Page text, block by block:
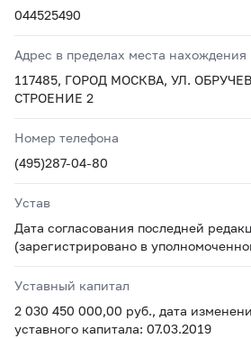
044525490
Адрес в пределах места нахождения
117485, ГОРОД МОСКВА, УЛ.
СТРОЕНИЕ 2
Номер телефона
(495)287-04-80
Устав
Дата согласования последней
(зарегистрировано в
Уставный капитал
2 030 450 000,00 руб., дата
уставного капитала: 07.03.2019